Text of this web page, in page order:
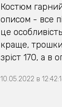
Костюм
описом - все
це
краще,
зріст 170, а в
10.05.2022 в